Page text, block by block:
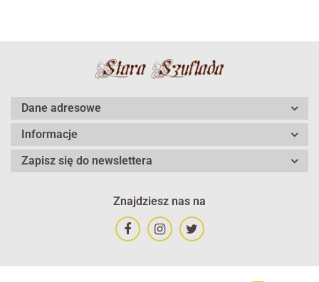
Dane adresowe
Informacje
Zapisz się do newslettera
Znajdziesz nas na